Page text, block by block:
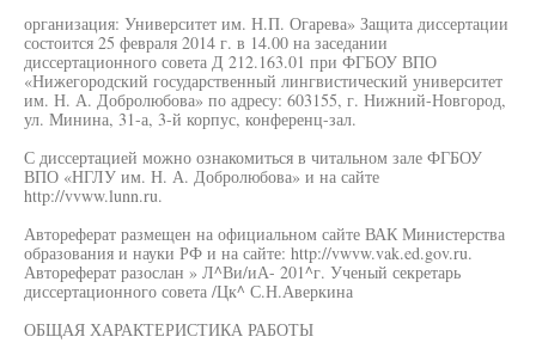
организация: Университет им. Н.П. Огарева» Защита диссертации
состоится 25 февраля 2014 г. в 14.00 на заседании
диссертационного совета Д 212.163.01 при ФГБОУ ВПО
«Нижегородский государственный лингвистический университет
им. Н. А. Добролюбова» по адресу: 603155, г. Нижний-Новгород,
ул. Минина, 31-а, 3-й корпус, конференц-зал.
С диссертацией можно ознакомиться в читальном зале ФГБОУ
ВПО «НГЛУ им. Н. А. Добролюбова» и на сайте
http://vvww.lunn.ru.
Автореферат размещен на официальном сайте ВАК Министерства
образования и науки РФ и на сайте: http://vwvw.vak.ed.gov.ru.
Автореферат разослан » Л^Ви/иА- 201^г. Ученый секретарь
диссертационного совета /Цк^ С.Н.Аверкина
ОБЩАЯ ХАРАКТЕРИСТИКА РАБОТЫ